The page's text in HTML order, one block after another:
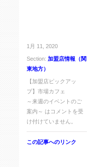
1月 11, 2020
Section: 加盟店情報（関
東地方）
【加盟店ピックアッ
プ】市場カフェ
～来週のイベントのご
案内～ は コメントを受
け付けていません。
この記事へのリンク